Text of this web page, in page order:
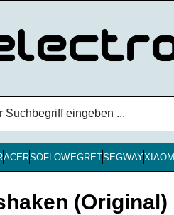
ACERSOFLOW EGRETSEGWAYXIAOMI
(Original)